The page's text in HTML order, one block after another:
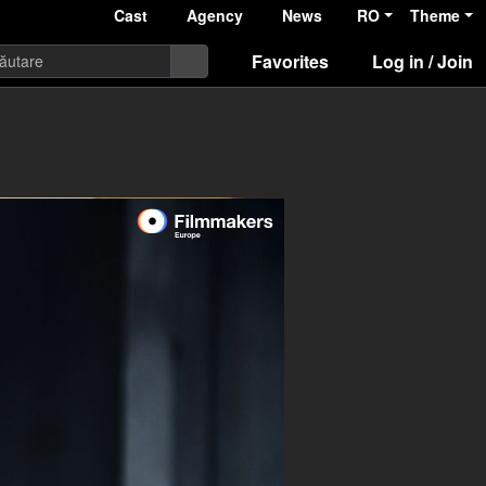
Cast Agency News RO Theme
Favorites Log in / Join